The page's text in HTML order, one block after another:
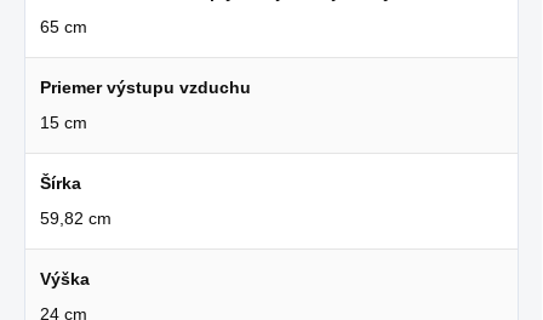
65 cm
Priemer výstupu vzduchu
15 cm
Šírka
59,82 cm
Výška
24 cm